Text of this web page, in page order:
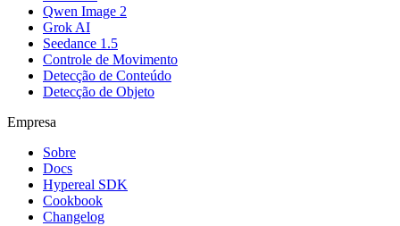
Qwen Image 2
Grok AI
Seedance 1.5
Controle de Movimento
Detecção de Conteúdo
Detecção de Objeto
Empresa
Sobre
Docs
Hypereal SDK
Cookbook
Changelog